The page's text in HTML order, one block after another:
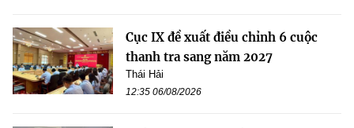
Cục IX đề xuất điều chỉnh 6 cuộc
thanh tra sang năm 2027
Thái Hải
12:35 06/08/2026